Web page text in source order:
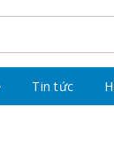
Tin tức